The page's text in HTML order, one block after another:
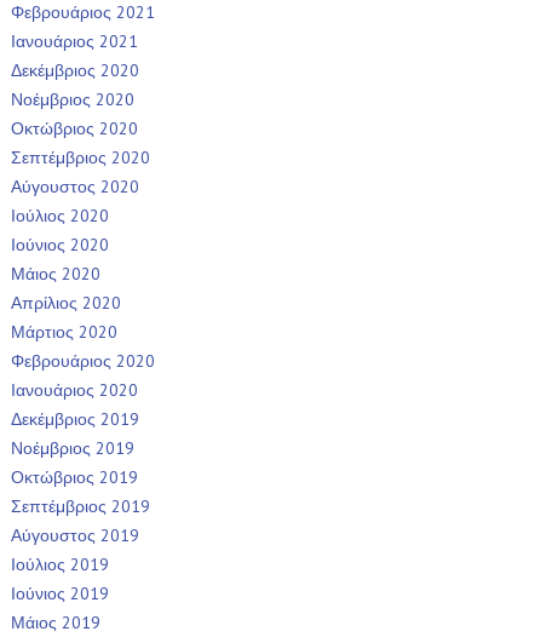
Φεβρουάριος 2021
Ιανουάριος 2021
Δεκέμβριος 2020
Νοέμβριος 2020
Οκτώβριος 2020
Σεπτέμβριος 2020
Αύγουστος 2020
Ιούλιος 2020
Ιούνιος 2020
Μάιος 2020
Απρίλιος 2020
Μάρτιος 2020
Φεβρουάριος 2020
Ιανουάριος 2020
Δεκέμβριος 2019
Νοέμβριος 2019
Οκτώβριος 2019
Σεπτέμβριος 2019
Αύγουστος 2019
Ιούλιος 2019
Ιούνιος 2019
Μάιος 2019